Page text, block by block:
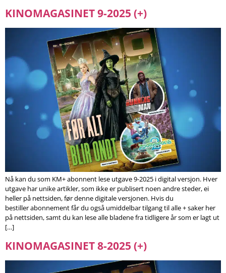
KINOMAGASINET 9-2025 (+)
Nå kan du som KM+ abonnent lese utgave 9-2025 i digital versjon. Hver
utgave har unike artikler, som ikke er publisert noen andre steder, ei
heller på nettsiden, før denne digitale versjonen. Hvis du
bestiller abonnement får du også umiddelbar tilgang til alle + saker her
på nettsiden, samt du kan lese alle bladene fra tidligere år som er lagt ut
[…]
KINOMAGASINET 8-2025 (+)